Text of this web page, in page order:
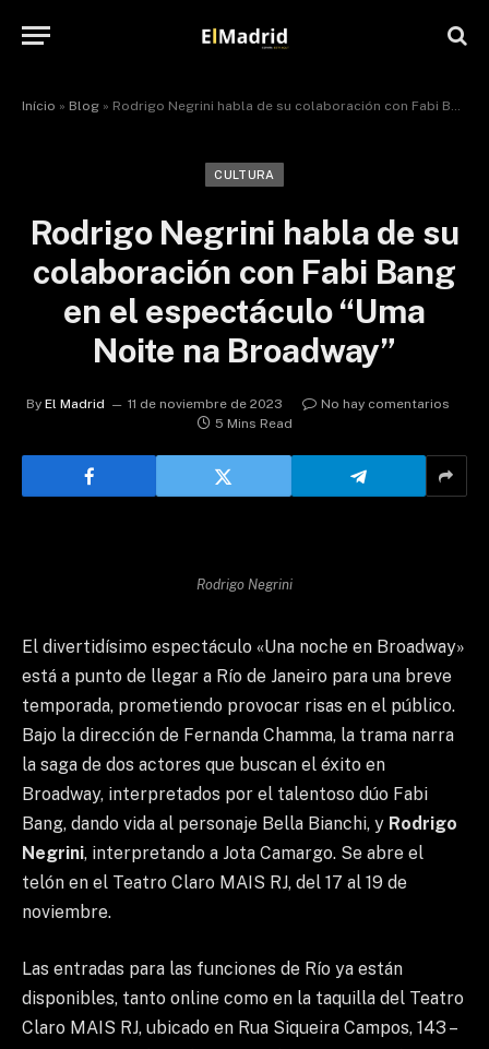
Início » Blog » Rodrigo Negrini habla de su colaboración con Fabi Bang en el espectáculo “Uma Noite na Broadway”
CULTURA
Rodrigo Negrini habla de su
colaboración con Fabi Bang
en el espectáculo “Uma
Noite na Broadway”
By El Madrid 11 de noviembre de 2023
No hay comentarios
5 Mins Read
Rodrigo Negrini
El divertidísimo espectáculo «Una noche en Broadway»
está a punto de llegar a Río de Janeiro para una breve
temporada, prometiendo provocar risas en el público.
Bajo la dirección de Fernanda Chamma, la trama narra
la saga de dos actores que buscan el éxito en
Broadway, interpretados por el talentoso dúo Fabi
Bang, dando vida al personaje Bella Bianchi, y Rodrigo
Negrini, interpretando a Jota Camargo. Se abre el
telón en el Teatro Claro MAIS RJ, del 17 al 19 de
noviembre.
Las entradas para las funciones de Río ya están
disponibles, tanto online como en la taquilla del Teatro
Claro MAIS RJ, ubicado en Rua Siqueira Campos, 143 –